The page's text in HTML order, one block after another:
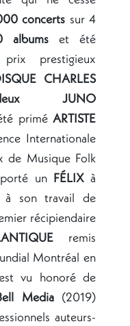
concerts sur 4
albums et été
prestigieux
CHARLES
JUNO
primé ARTISTE
Internationale
de Musique Folk
un FÉLIXà
à son travail de
récipiendaire
remis
Montréal en
vu honoré de
Media(2019)
auteurs-